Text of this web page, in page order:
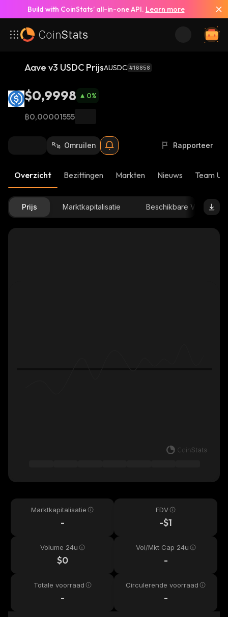
Build with CoinStats’ all-in-one API. Learn more
Aave v3 USDC PrijsAUSDC #16858
$0,9998 0%
฿0,00001555
Omruilen Rapporteer
Overzicht Bezittingen Markten Nieuws Team
Prijs Marktkapitalisatie Beschikbare Voorraad
Marktkapitalisatie
-
FDV
-$1
Volume 24u
$0
Vol/Mkt Cap 24u
-
Totale voorraad
-
Circulerende voorraad
-